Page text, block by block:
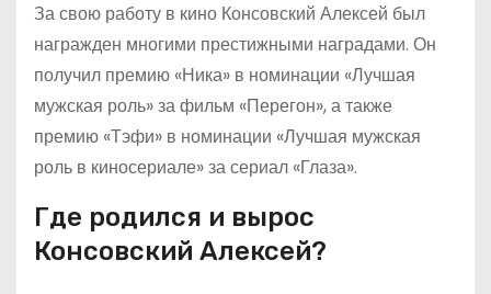
За свою работу в кино Консовский Алексей был
награжден многими престижными наградами. Он
получил премию «Ника» в номинации «Лучшая
мужская роль» за фильм «Перегон», а также
премию «Тэфи» в номинации «Лучшая мужская
роль в киносериале» за сериал «Глаза».
Где родился и вырос
Консовский Алексей?